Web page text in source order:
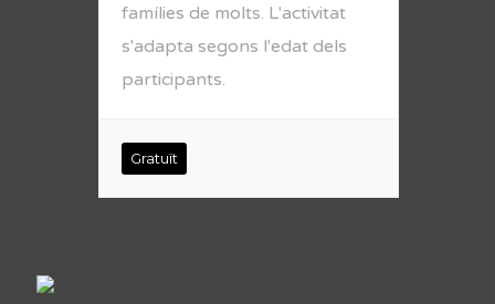
famílies de molts. L'activitat
s'adapta segons l'edat dels
participants.
Gratuït